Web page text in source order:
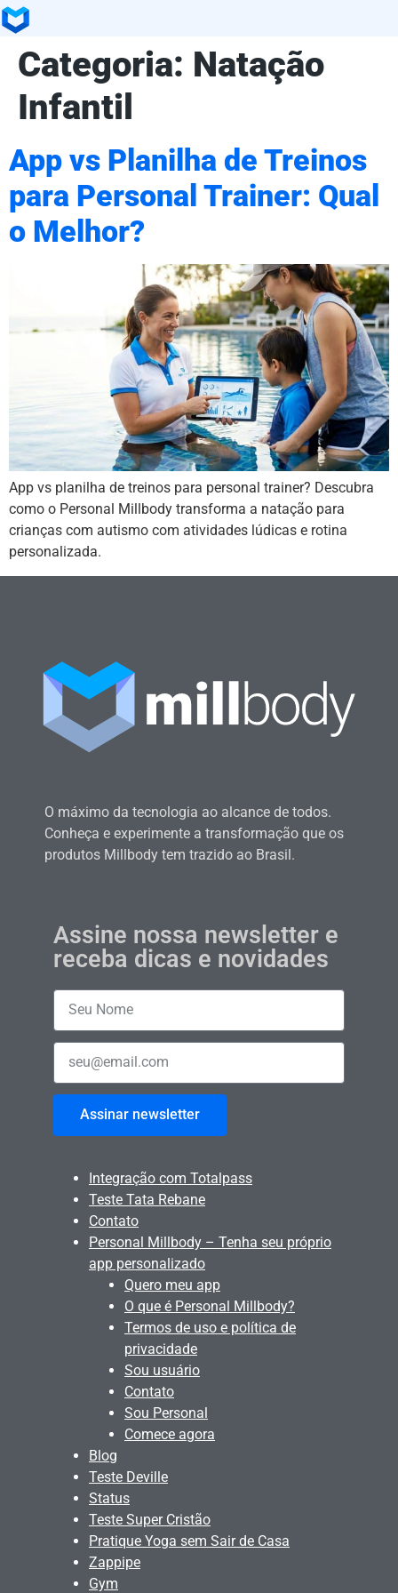
Categoria: Natação
Infantil
App vs Planilha de Treinos
para Personal Trainer: Qual
o Melhor?
App vs planilha de treinos para personal trainer? Descubra
como o Personal Millbody transforma a natação para
crianças com autismo com atividades lúdicas e rotina
personalizada.
O máximo da tecnologia ao alcance de todos.
Conheça e experimente a transformação que os
produtos Millbody tem trazido ao Brasil.
Assine nossa newsletter e
receba dicas e novidades
Assinar newsletter
Integração com Totalpass
Teste Tata Rebane
Contato
Personal Millbody – Tenha seu próprio
app personalizado
Quero meu app
O que é Personal Millbody?
Termos de uso e política de
privacidade
Sou usuário
Contato
Sou Personal
Comece agora
Blog
Teste Deville
Status
Teste Super Cristão
Pratique Yoga sem Sair de Casa
Zappipe
Gym